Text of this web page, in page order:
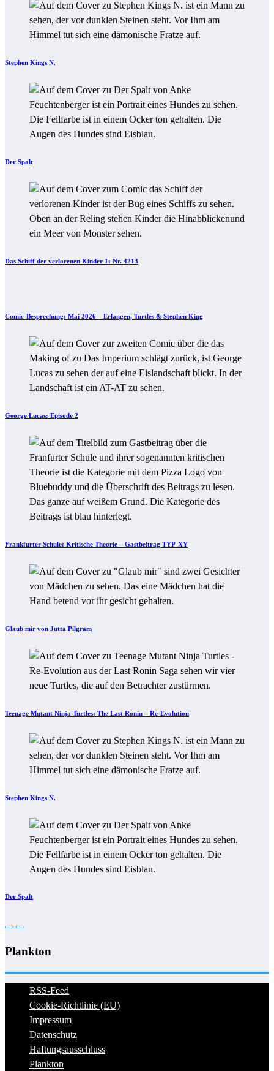
Stephen Kings N.
Der Spalt
Das Schiff der verlorenen Kinder 1: Nr. 4213
Comic-Besprechung: Mai 2026 – Erlangen, Turtles & Stephen King
George Lucas: Episode 2
Frankfurter Schule: Kritische Theorie – Gastbeitrag TYP-XY
Glaub mir von Jutta Pilgram
Teenage Mutant Ninja Turtles: The Last Ronin – Re-Evolution
Stephen Kings N.
Der Spalt
Plankton
RSS-Feed
Cookie-Richtlinie (EU)
Impressum
Datenschutz
Haftungsausschluss
Plankton